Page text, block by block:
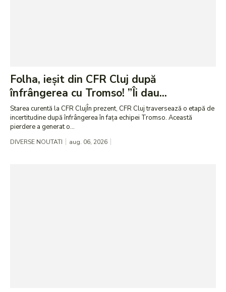
Folha, ieșit din CFR Cluj după
înfrângerea cu Tromso! ”Îi dau...
Starea curentă la CFR ClujÎn prezent, CFR Cluj traversează o etapă de
incertitudine după înfrângerea în fața echipei Tromso. Această
pierdere a generat o...
DIVERSE NOUTATI aug. 06, 2026